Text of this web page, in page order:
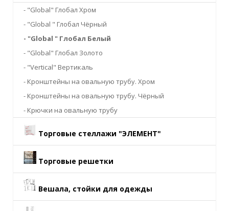
- "Global" Глобал Хром
- "Global " Глобал Чёрный
- "Global " Глобал Белый
- "Global" Глобал Золото
- "Vertical" Вертикаль
- Кронштейны на овальную трубу. Хром
- Кронштейны на овальную трубу. Чёрный
- Крючки на овальную трубу
Торговые стеллажи "ЭЛЕМЕНТ"
Торговые решетки
Вешала, стойки для одежды